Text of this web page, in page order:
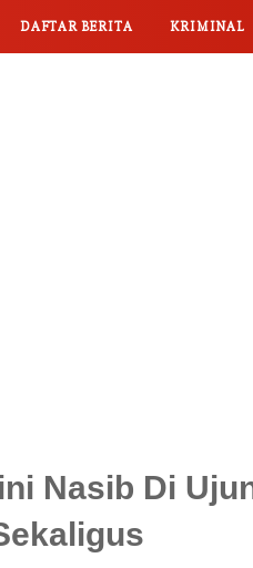
DAFTAR BERITA KRIMINAL
Nasib Di